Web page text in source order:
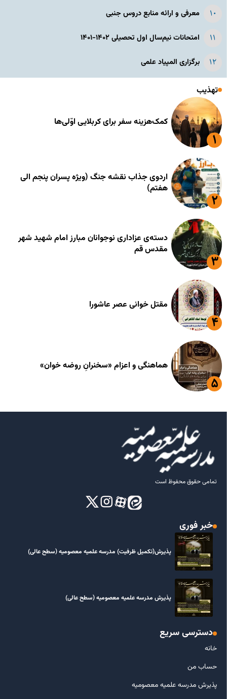
معرفی و ارائه منابع دروس جنبی
امتحانات نیم‌سال اول تحصیلی ۱۴۰۲-۱۴۰۱
برگزاری المپیاد علمی
تهذیب
کمک‌هزینه سفر برای کربلایی اوّلی‌ها
اردوی جذاب نقشه جنگ (ویژه پسران پنجم الی
هفتم)
دسته‌ی عزاداری نوجوانان مبارز امام شهید شهر
مقدس قم
مقتل خوانی عصر عاشورا
هماهنگی و اعزام «سخنرانِ روضه خوان»
تمامی حقوق محفوظ است
خبر فوری
پذیرش(تکمیل ظرفیت) مدرسه علمیه معصومیه‌ (سطح عالی)
پذیرش مدرسه علمیه معصومیه‌ (سطح عالی)
دسترسی سریع
خانه
حساب من
پذیرش مدرسه علمیه معصومیه